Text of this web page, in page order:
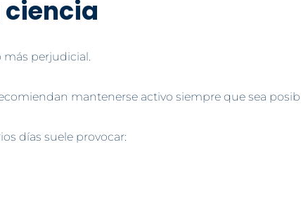
ciencia
más perjudicial.
mantenerse activo siempre que sea
días suele provocar: